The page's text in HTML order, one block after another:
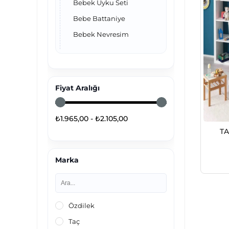
Bebek Uyku Seti
Bebe Battaniye
Bebek Nevresim
Fiyat Aralığı
₺1.965,00 - ₺2.105,00
Marka
Özdilek
Taç